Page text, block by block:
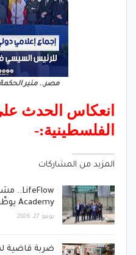
مصر.. منبر
انعكاس الحدث
الفلسطينية:-
المزيد من المشاركات
Academy يوظّف…
يونيو 27, 2026
ضربة قاضية